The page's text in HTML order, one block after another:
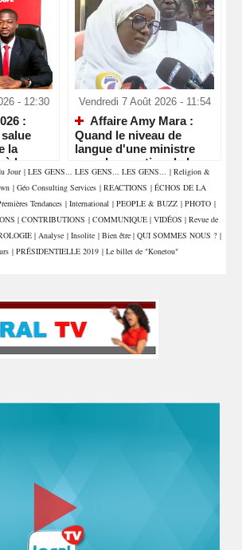
- 12:30
:
la
la
vous
Vendredi 7 Août 2026 - 11:54
Affaire Amy Mara :
Quand le niveau de
langue d'une ministre
pose la question de la
compétence et de la
crédibilité de l'État
Jour | LES GENS... LES GENS... LES GENS... | Religion &
| Géo Consulting Services | REACTIONS | ÉCHOS DE LA
Tendances | International | PEOPLE & BUZZ | PHOTO |
| CONTRIBUTIONS | COMMUNIQUE | VIDÉOS | Revue de
| Analyse | Insolite | Bien être | QUI SOMMES NOUS ? |
| PRÉSIDENTIELLE 2019 | Le billet de "Konetou"